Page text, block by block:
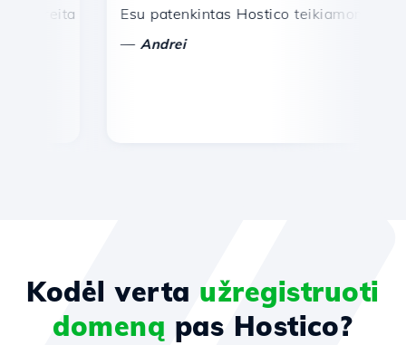
ir efektyvi techninė pagalba.
Esu patenkintas Hostico teikiamomis
Andrei
Kodėl verta užregistruoti
domeną pas Hostico?